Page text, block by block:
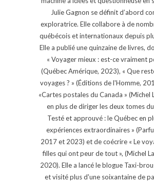
Julie Gagnon se définit d’abord
exploratrice. Elle collabore à de
québécois et internationaux depuis
Elle a publié une quinzaine de livres,
« Voyager mieux : est-ce vraiment
(Québec Amérique, 2023), « Que
voyages ? » (Éditions de l'Homme,
«Cartes postales du Canada » (Michel
en plus de diriger les deux tomes
Testé et approuvé : le Québec en
expériences extraordinaires »
2017 et 2023) et de coécrire « Le
filles qui ont peur de tout », (Michel
2020). Elle a lancé le blogue Taxi-
et visité plus d'une soixantaine de